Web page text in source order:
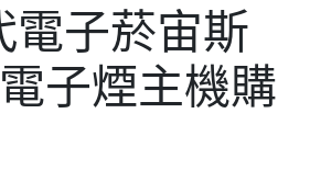
子菸宙斯
子煙主機購